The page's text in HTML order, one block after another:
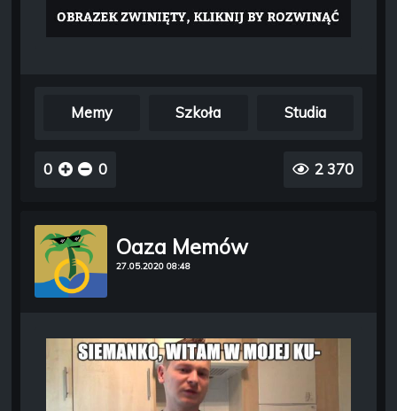
Memy Szkoła Studia
0 0 2 370
Oaza Memów
27.05.2020 08:48